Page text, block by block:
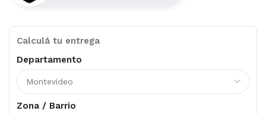
Calculá tu entrega
Departamento
Zona / Barrio